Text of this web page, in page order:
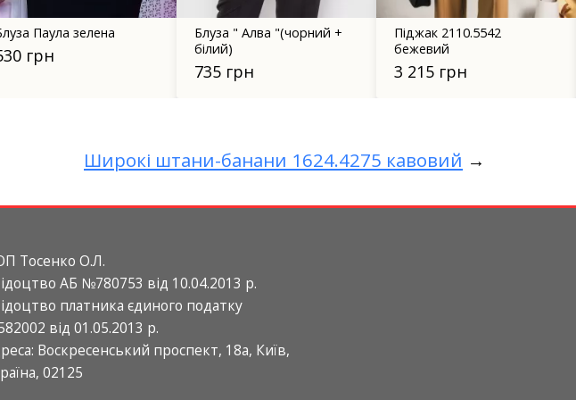
Блуза " Алва "(чорний +
735 грн
Піджак 2110.5542
бежевий
3 215 грн
Сукня 2132.5635 сірий
1 720 грн
Широкі штани-банани 1624.4275 кавовий →
Тосенко О.Л.
АБ №780753 від 10.04.2013 р.
платника єдиного податку
від 01.05.2013 р.
Воскресенський проспект, 18а, Київ,
02125